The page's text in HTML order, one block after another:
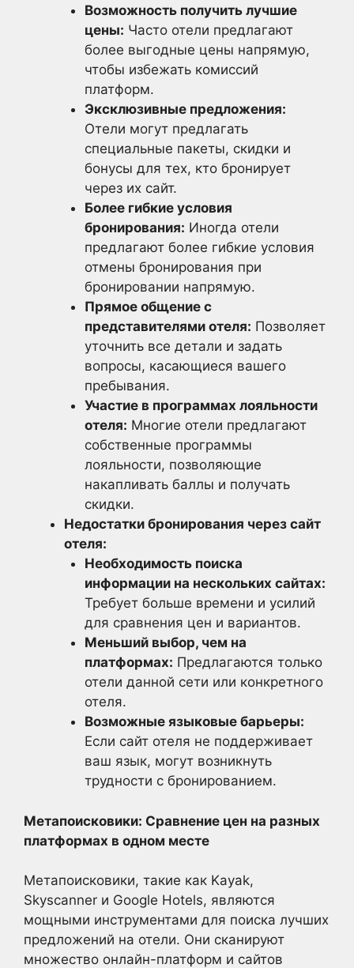
Возможность получить лучшие
цены: Часто отели предлагают
более выгодные цены напрямую,
чтобы избежать комиссий
платформ.
Эксклюзивные предложения:
Отели могут предлагать
специальные пакеты, скидки и
бонусы для тех, кто бронирует
через их сайт.
Более гибкие условия
бронирования: Иногда отели
предлагают более гибкие условия
отмены бронирования при
бронировании напрямую.
Прямое общение с
представителями отеля: Позволяет
уточнить все детали и задать
вопросы, касающиеся вашего
пребывания.
Участие в программах лояльности
отеля: Многие отели предлагают
собственные программы
лояльности, позволяющие
накапливать баллы и получать
скидки.
Недостатки бронирования через сайт
отеля:
Необходимость поиска
информации на нескольких сайтах:
Требует больше времени и усилий
для сравнения цен и вариантов.
Меньший выбор, чем на
платформах: Предлагаются только
отели данной сети или конкретного
отеля.
Возможные языковые барьеры:
Если сайт отеля не поддерживает
ваш язык, могут возникнуть
трудности с бронированием.
Метапоисковики: Сравнение цен на разных
платформах в одном месте
Метапоисковики, такие как Kayak,
Skyscanner и Google Hotels, являются
мощными инструментами для поиска лучших
предложений на отели. Они сканируют
множество онлайн-платформ и сайтов